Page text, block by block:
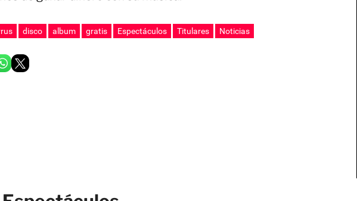
disco album gratis Espectáculos Titulares Noticias